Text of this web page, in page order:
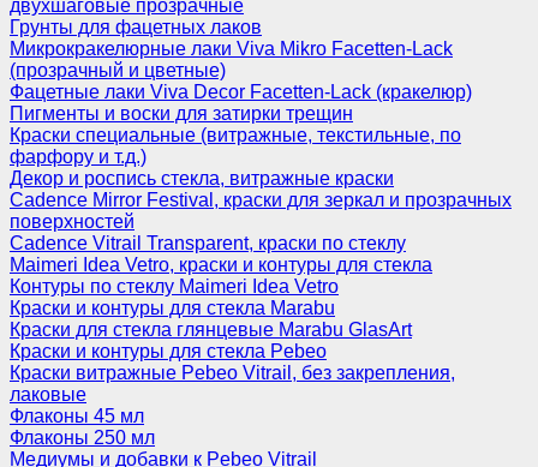
двухшаговые прозрачные
Грунты для фацетных лаков
Микрокракелюрные лаки Viva Mikro Facetten-Lack
(прозрачный и цветные)
Фацетные лаки Viva Decor Facetten-Lack (кракелюр)
Пигменты и воски для затирки трещин
Краски специальные (витражные, текстильные, по
фарфору и т.д.)
Декор и роспись стекла, витражные краски
Cadence Mirror Festival, краски для зеркал и прозрачных
поверхностей
Cadence Vitrail Transparent, краски по стеклу
Maimeri Idea Vetro, краски и контуры для стекла
Контуры по стеклу Maimeri Idea Vetro
Краски и контуры для стекла Marabu
Краски для стекла глянцевые Marabu GlasArt
Краски и контуры для стекла Pebeo
Краски витражные Pebeo Vitrail, без закрепления,
лаковые
Флаконы 45 мл
Флаконы 250 мл
Медиумы и добавки к Pebeo Vitrail